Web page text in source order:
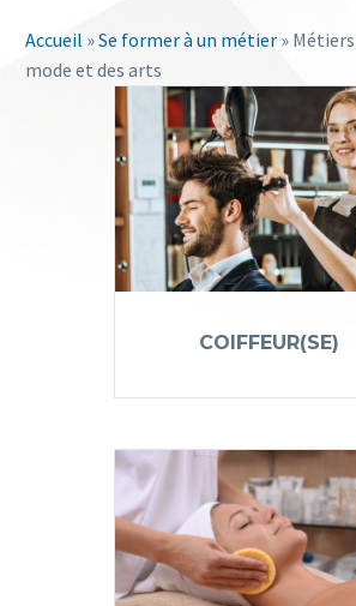
Accueil »Se former à un métier »
mode et des arts
COIFFEUR(SE)